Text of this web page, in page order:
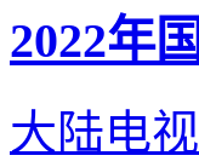
2022年
大陆电